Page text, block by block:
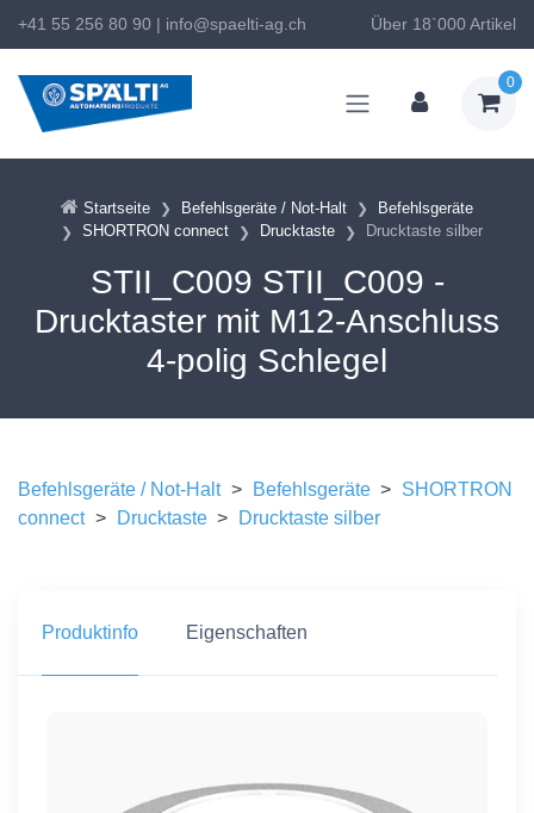
+41 55 256 80 90 | info@spaelti-ag.ch Über 18`000 Artikel
0
Startseite Befehlsgeräte / Not-Halt
Befehlsgeräte
SHORTRON connect
Drucktaste Drucktaste silber
STII_C009 STII_C009 -
Drucktaster mit M12-Anschluss
4-polig Schlegel
Befehlsgeräte / Not-Halt > Befehlsgeräte > SHORTRON
connect > Drucktaste > Drucktaste silber
Produktinfo Eigenschaften